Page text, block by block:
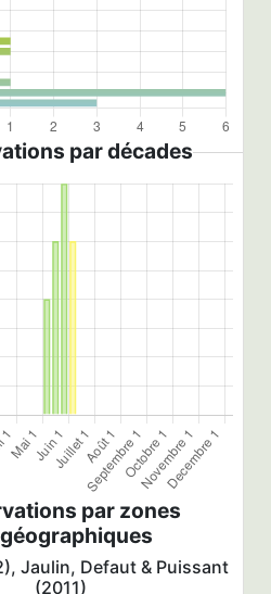
par décades
par zones
Jaulin, Defaut & Puissant
(2011)